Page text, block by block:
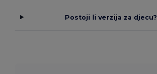
Postoji li verzija za djecu?